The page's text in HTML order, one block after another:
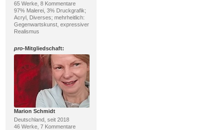
65 Werke, 8 Kommentare
97% Malerei, 3% Druckgrafik;
Acryl, Diverses; mehrheitlich:
Gegenwartskunst, expressiver
Realismus
pro-Mitgliedschaft:
Marion Schmidt
Deutschland, seit 2018
46 Werke, 7 Kommentare